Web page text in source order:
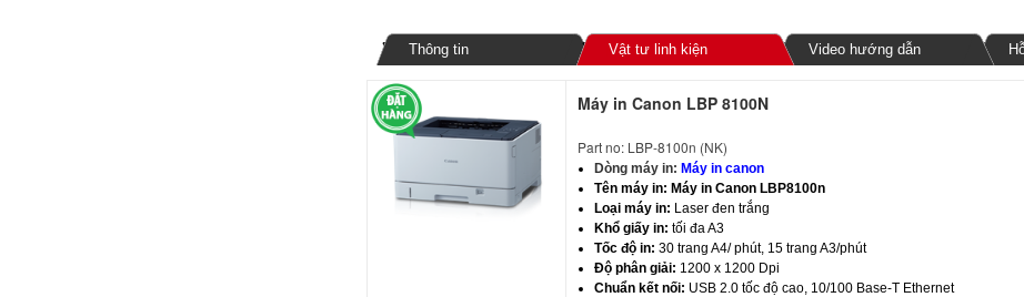
Thông tin Vật tư linh kiện Video hướng dẫn
Máy in Canon LBP 8100N
Part no: LBP-8100n (NK)
Dòng máy in: Máy in canon
Tên máy in: Máy in Canon LBP8100n
Loại máy in: Laser đen trắng
Khổ giấy in: tối đa A3
Tốc độ in: 30 trang A4/ phút, 15 trang A3/phút
Độ phân giải: 1200 x 1200 Dpi
Chuẩn kết nối: USB 2.0 tốc độ cao, 10/100 Base-T Ethernet